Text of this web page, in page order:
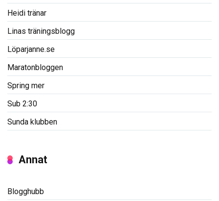
Heidi tränar
Linas träningsblogg
Löparjanne.se
Maratonbloggen
Spring mer
Sub 2:30
Sunda klubben
Annat
Blogghubb